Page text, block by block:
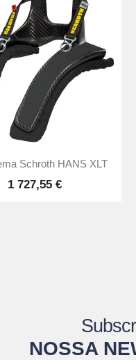
Vista rápida
Schroth HANS XLT
1 727,55 €
NOSSA